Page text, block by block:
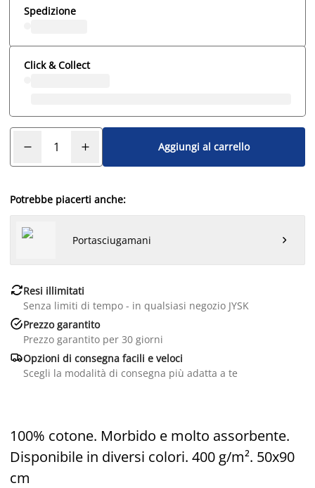
Spedizione
Click & Collect
Aggiungi al carrello
Potrebbe piacerti anche:
Portasciugamani 
Resi illimitati
Senza limiti di tempo - in qualsiasi negozio JYSK
Prezzo garantito
Prezzo garantito per 30 giorni
Opzioni di consegna facili e veloci
Scegli la modalità di consegna più adatta a te
100% cotone. Morbido e molto assorbente.
Disponibile in diversi colori. 400 g/m². 50x90
cm